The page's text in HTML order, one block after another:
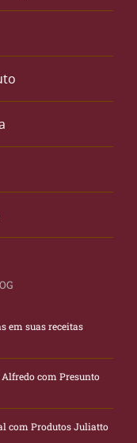
em suas receitas
com Presunto
com Produtos Juliatto